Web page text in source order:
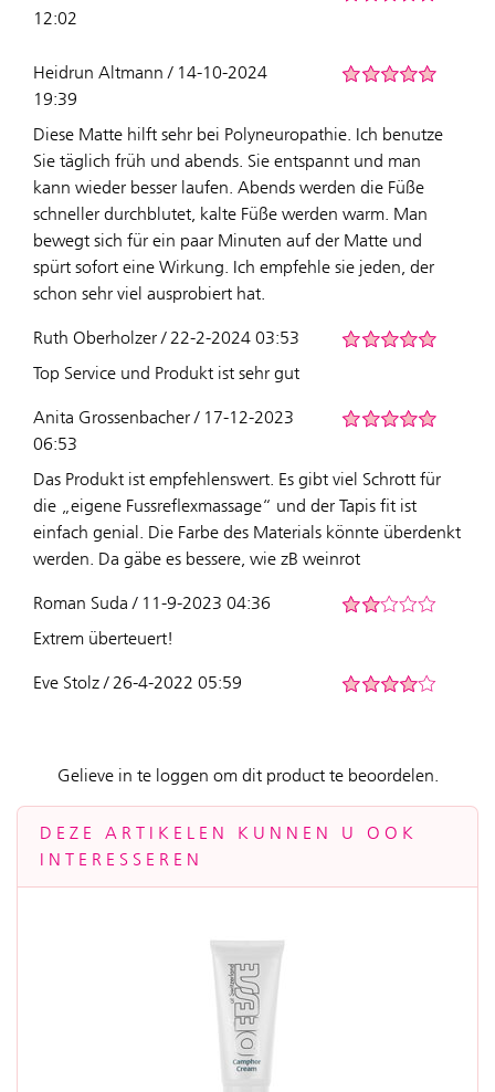
12:02
Heidrun Altmann / 14-10-2024
19:39
Diese Matte hilft sehr bei Polyneuropathie. Ich benutze
Sie täglich früh und abends. Sie entspannt und man
kann wieder besser laufen. Abends werden die Füße
schneller durchblutet, kalte Füße werden warm. Man
bewegt sich für ein paar Minuten auf der Matte und
spürt sofort eine Wirkung. Ich empfehle sie jeden, der
schon sehr viel ausprobiert hat.
Ruth Oberholzer / 22-2-2024 03:53
Top Service und Produkt ist sehr gut
Anita Grossenbacher / 17-12-2023
06:53
Das Produkt ist empfehlenswert. Es gibt viel Schrott für
die „eigene Fussreflexmassage“ und der Tapis fit ist
einfach genial. Die Farbe des Materials könnte überdenkt
werden. Da gäbe es bessere, wie zB weinrot
Roman Suda / 11-9-2023 04:36
Extrem überteuert!
Eve Stolz / 26-4-2022 05:59
Gelieve in te loggen om dit product te beoordelen.
DEZE ARTIKELEN KUNNEN U OOK
INTERESSEREN